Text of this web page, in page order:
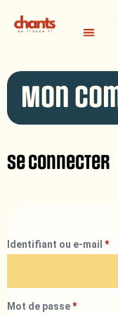
Mon
Se connecter
Identifiant ou e-mail *
Mot de passe*